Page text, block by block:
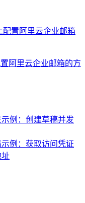
置阿里云企业邮箱
阿里云企业邮箱的方
例：创建草稿并发
例：获取访问凭证
址